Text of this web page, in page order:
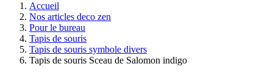
Accueil
Nos articles deco zen
Pour le bureau
Tapis de souris
Tapis de souris symbole divers
Tapis de souris Sceau de Salomon indigo